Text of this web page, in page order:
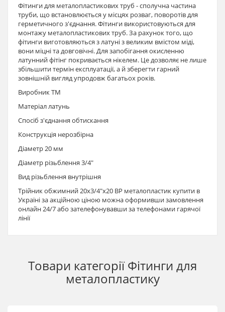
Фітинги для металопластикових труб - сполучна частина
труби, що встановлюється у місцях розваг, поворотів для
герметичного з'єднання. Фітинги використовуються для
монтажу металопластикових труб. За рахунок того, що
фітинги виготовляються з латуні з великим вмістом міді,
вони міцні та довговічні. Для запобігання окисленню
латунний фітінг покривається нікелем. Це дозволяє не лише
збільшити термін експлуатації, а й зберегти гарний
зовнішній вигляд упродовж багатьох років.
Виробник TM
Матеріал латунь
Спосіб з'єднання обтискання
Конструкція нерозбірна
Діаметр 20 мм
Діаметр різьблення 3/4"
Вид різьблення внутрішня
Трійник обжимний 20х3/4"х20 ВР металопластик купити в
Україні за акційною ціною можна оформивши замовлення
онлайн 24/7 або зателефонувавши за телефонами гарячої
лінії
Товари категоріїФітинги для
металопластику